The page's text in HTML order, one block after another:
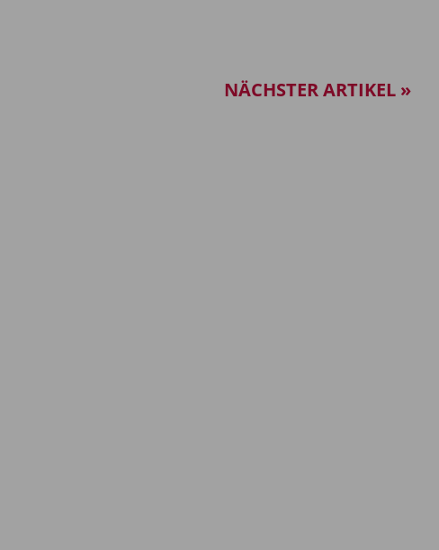
NÄCHSTER ARTIKEL »